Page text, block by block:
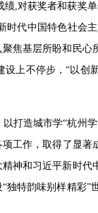
,对获奖者和获奖
代中国特色社会
焦基层所盼和民
上不停步，“以
打造城市学“杭州
工作，取得了显
神和习近平新时
独特韵味别样精彩